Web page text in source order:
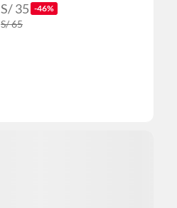
S/ 35 -46%
S/ 65